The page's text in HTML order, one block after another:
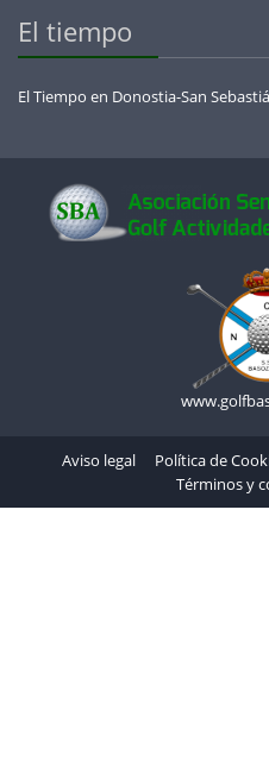
El tiempo
El Tiempo en Donostia-San
Aviso legal Política de
Términos y